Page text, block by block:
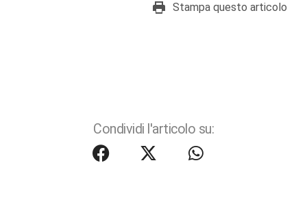
Stampa questo articolo
Condividi l'articolo su: